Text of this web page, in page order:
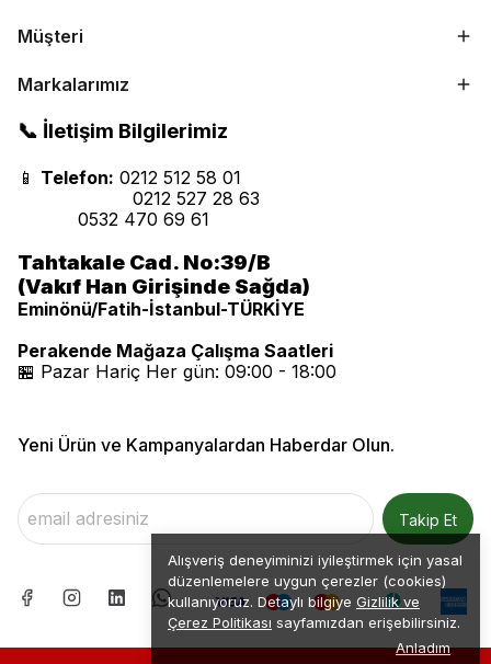
Alışveriş deneyiminizi iyileştirmek için yasal
düzenlemelere uygun çerezler (cookies)
kullanıyoruz. Detaylı bilgiye Gizlilik ve
Çerez Politikası sayfamızdan erişebilirsiniz.
Anladım
Müşteri
Markalarımız
📞 İletişim Bilgilerimiz
📱 Telefon: 0212 512 58 01
0212 527 28 63
0532 470 69 61
Tahtakale Cad. No:39/B
(Vakıf Han Girişinde Sağda)
Eminönü/Fatih-İstanbul-TÜRKİYE
Perakende Mağaza Çalışma Saatleri
🏪 Pazar Hariç Her gün: 09:00 - 18:00
Yeni Ürün ve Kampanyalardan Haberdar Olun.
Takip Et